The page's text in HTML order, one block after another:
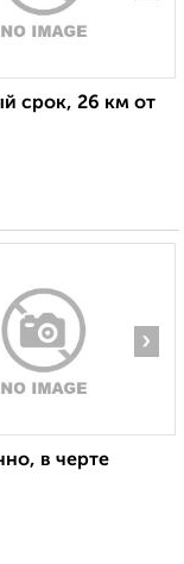
срок, 26 км от
›
в черте